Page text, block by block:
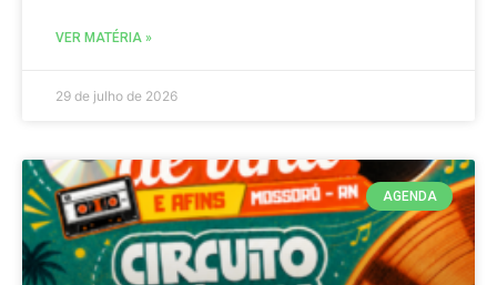
VER MATÉRIA »
29 de julho de 2026
AGENDA